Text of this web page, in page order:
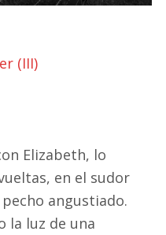
(III)
Elizabeth, lo
en el sudor
angustiado.
la luz de una